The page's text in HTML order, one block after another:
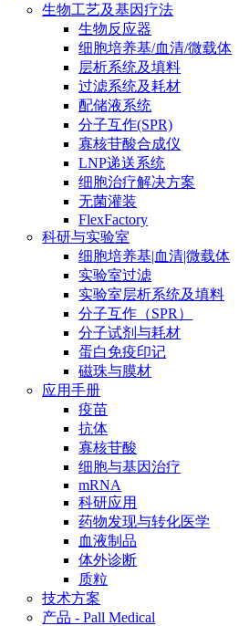
生物工艺及基因疗法
生物反应器
细胞培养基/血清/微载体
层析系统及填料
过滤系统及耗材
配储液系统
分子互作(SPR)
寡核苷酸合成仪
LNP递送系统
细胞治疗解决方案
无菌灌装
FlexFactory
科研与实验室
细胞培养基|血清|微载体
实验室过滤
实验室层析系统及填料
分子互作（SPR）
分子试剂与耗材
蛋白免疫印记
磁珠与膜材
应用手册
疫苗
抗体
寡核苷酸
细胞与基因治疗
mRNA
科研应用
药物发现与转化医学
血液制品
体外诊断
质粒
技术方案
产品 - Pall Medical